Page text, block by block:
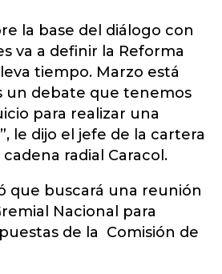
la base del diálogo con
va a definir la Reforma
tiempo. Marzo está
un debate que tenemos
para realizar una
le dijo el jefe de la cartera
radial Caracol.
que buscará una reunión
Nacional para
de la Comisión de